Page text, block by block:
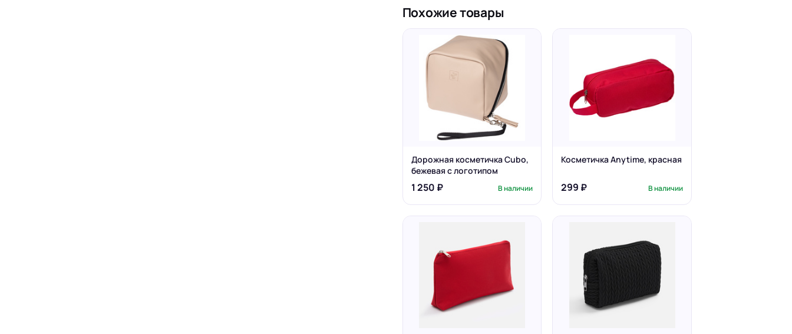
Похожие товары
Дорожная косметичка Cubo,
бежевая с логотипом
1 250 ₽ В наличии
Косметичка Anytime, красная
299 ₽ В наличии